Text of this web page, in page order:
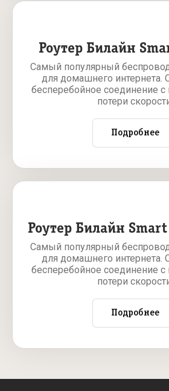
Роутер Билайн
Самый популярный
для домашнего интернета.
бесперебойное соединение с
потери
Подробнее
Роутер Билайн
Самый популярный
для домашнего интернета.
бесперебойное соединение с
потери
Подробнее